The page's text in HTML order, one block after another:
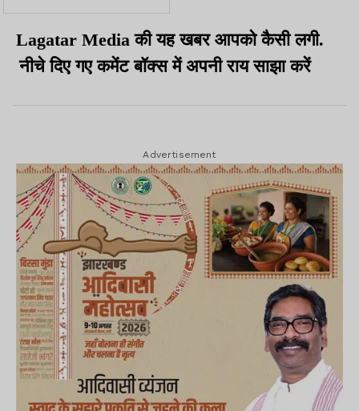
UDF ही असली केरलम टीम है
Lagatar Media की यह खबर आपको कैसी लगी.
नीचे दिए गए कमेंट बॉक्स में अपनी राय साझा करें
Advertisement